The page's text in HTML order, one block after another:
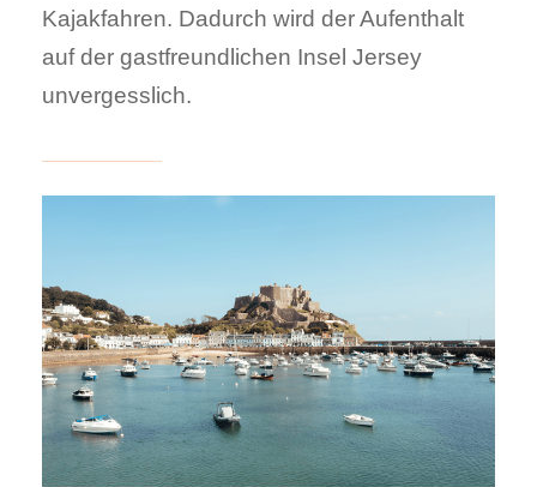
Kajakfahren. Dadurch wird der Aufenthalt
auf der gastfreundlichen Insel Jersey
unvergesslich.